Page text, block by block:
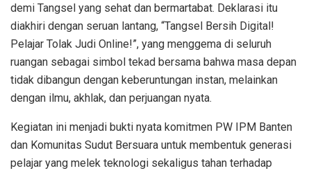
demi Tangsel yang sehat dan bermartabat. Deklarasi itu
diakhiri dengan seruan lantang, “Tangsel Bersih Digital!
Pelajar Tolak Judi Online!”, yang menggema di seluruh
ruangan sebagai simbol tekad bersama bahwa masa depan
tidak dibangun dengan keberuntungan instan, melainkan
dengan ilmu, akhlak, dan perjuangan nyata.
Kegiatan ini menjadi bukti nyata komitmen PW IPM Banten
dan Komunitas Sudut Bersuara untuk membentuk generasi
pelajar yang melek teknologi sekaligus tahan terhadap